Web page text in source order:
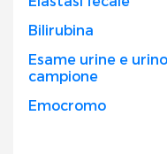
Bilirubina
Esame urine e
campione
Emocromo